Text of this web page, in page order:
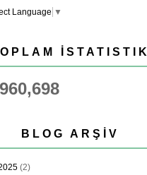
Language ▼
İSTATISTIK
BLOG ARŞIV
(2)